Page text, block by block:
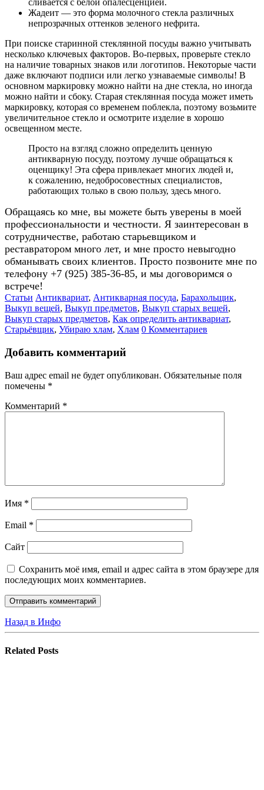
сливается с белой опалесценцией.
Жадеит — это форма молочного стекла различных
непрозрачных оттенков зеленого нефрита.
При поиске старинной стеклянной посуды важно учитывать
несколько ключевых факторов. Во-первых, проверьте стекло
на наличие товарных знаков или логотипов. Некоторые части
даже включают подписи или легко узнаваемые символы! В
основном маркировку можно найти на дне стекла, но иногда
можно найти и сбоку. Старая стеклянная посуда может иметь
маркировку, которая со временем поблекла, поэтому возьмите
увеличительное стекло и осмотрите изделие в хорошо
освещенном месте.
Просто на взгляд сложно определить ценную
антикварную посуду, поэтому лучше обращаться к
оценщику! Эта сфера привлекает многих людей и,
к сожалению, недобросовестных специалистов,
работающих только в свою пользу, здесь много.
Обращаясь ко мне, вы можете быть уверены в моей
профессиональности и честности. Я заинтересован в
сотрудничестве, работаю старьевщиком и
реставратором много лет, и мне просто невыгодно
обманывать своих клиентов. Просто позвоните мне по
телефону +7 (925) 385-36-85, и мы договоримся о
встрече!
Статьи Антиквариат, Антикварная посуда, Барахольщик,
Выкуп вещей, Выкуп предметов, Выкуп старых вещей,
Выкуп старых предметов, Как определить антиквариат,
Старьёвщик, Убираю хлам, Хлам 0 Комментариев
Добавить комментарий
Ваш адрес email не будет опубликован. Обязательные поля
помечены *
Комментарий *
Имя *
Email *
Сайт
Сохранить моё имя, email и адрес сайта в этом браузере для
последующих моих комментариев.
Назад в Инфо
Related Posts